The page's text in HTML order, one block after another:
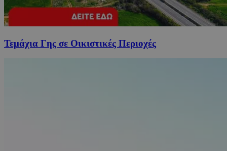
Τεμάχια Γης σε Οικιστικές Περιοχές